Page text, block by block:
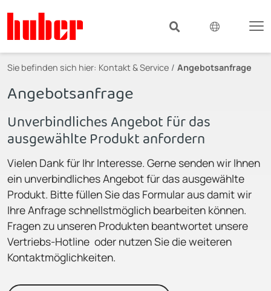
Sie befinden sich hier: Kontakt & Service Angebotsanfrage
Angebotsanfrage
Unverbindliches Angebot für das
ausgewählte Produkt anfordern
Vielen Dank für Ihr Interesse. Gerne senden wir Ihnen
ein unverbindliches Angebot für das ausgewählte
Produkt. Bitte füllen Sie das Formular aus damit wir
Ihre Anfrage schnellstmöglich bearbeiten können.
Fragen zu unseren Produkten beantwortet unsere
Vertriebs-Hotline oder nutzen Sie die weiteren
Kontaktmöglichkeiten.